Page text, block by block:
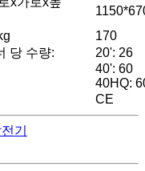
170
당 수량:
20': 26
40': 60
40HQ:
CE
기